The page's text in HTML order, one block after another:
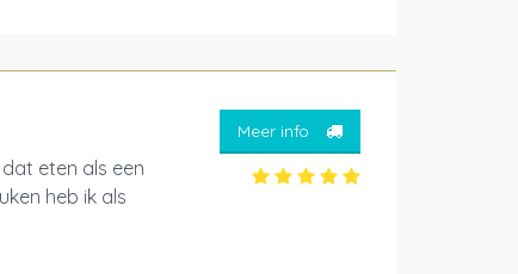
eten als een
heb ik als
Meer info